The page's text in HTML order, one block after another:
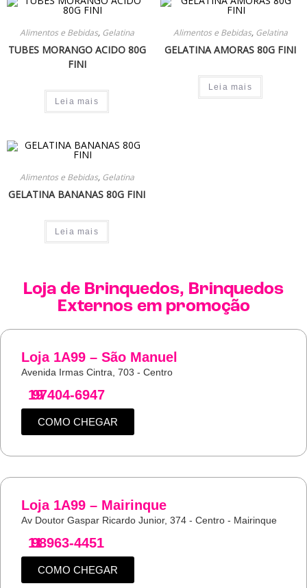
Alimentos e Bebidas, Gelatina
TUBES MORANGO ACIDO 80G
FINI
Leia mais
Alimentos e Bebidas, Gelatina
GELATINA AMORAS 80G FINI
Leia mais
Alimentos e Bebidas, Gelatina
GELATINA BANANAS 80G FINI
Leia mais
Loja de Brinquedos, Brinquedos
Externosem promoção
Loja 1A99 – São Manuel
Avenida Irmas Cintra, 703 - Centro
19
97404-6947
COMO CHEGAR
Loja 1A99 – Mairinque
Av Doutor Gaspar Ricardo Junior, 374 - Centro - Mairinque
11
98963-4451
COMO CHEGAR